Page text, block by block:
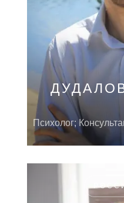
Психолог;